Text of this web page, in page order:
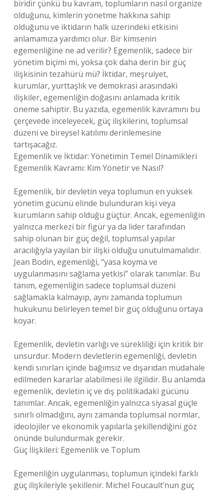
biridir çünkü bu kavram, toplumların nasıl organize
olduğunu, kimlerin yönetme hakkına sahip
olduğunu ve iktidarın halk üzerindeki etkisini
anlamamıza yardımcı olur. Bir kimsenin
egemenliğine ne ad verilir? Egemenlik, sadece bir
yönetim biçimi mi, yoksa çok daha derin bir güç
ilişkisinin tezahürü mü? İktidar, meşruiyet,
kurumlar, yurttaşlık ve demokrasi arasındaki
ilişkiler, egemenliğin doğasını anlamada kritik
öneme sahiptir. Bu yazıda, egemenlik kavramını bu
çerçevede inceleyecek, güç ilişkilerini, toplumsal
düzeni ve bireysel katılımı derinlemesine
tartışacağız.
Egemenlik ve İktidar: Yönetimin Temel Dinamikleri
Egemenlik Kavramı: Kim Yönetir ve Nasıl?
Egemenlik, bir devletin veya toplumun en yüksek
yönetim gücünü elinde bulunduran kişi veya
kurumların sahip olduğu güçtür. Ancak, egemenliğin
yalnızca merkezi bir figür ya da lider tarafından
sahip olunan bir güç değil, toplumsal yapılar
aracılığıyla yayılan bir ilişki olduğu unutulmamalıdır.
Jean Bodin, egemenliği, “yasa koyma ve
uygulanmasını sağlama yetkisi” olarak tanımlar. Bu
tanım, egemenliğin sadece toplumsal düzeni
sağlamakla kalmayıp, aynı zamanda toplumun
hukukunu belirleyen temel bir güç olduğunu ortaya
koyar.
Egemenlik, devletin varlığı ve sürekliliği için kritik bir
unsurdur. Modern devletlerin egemenliği, devletin
kendi sınırları içinde bağımsız ve dışarıdan müdahale
edilmeden kararlar alabilmesi ile ilgilidir. Bu anlamda
egemenlik, devletin iç ve dış politikadaki gücünü
tanımlar. Ancak, egemenliğin yalnızca siyasal güçle
sınırlı olmadığını, aynı zamanda toplumsal normlar,
ideolojiler ve ekonomik yapılarla şekillendiğini göz
önünde bulundurmak gerekir.
Güç İlişkileri: Egemenlik ve Toplum
Egemenliğin uygulanması, toplumun içindeki farklı
güç ilişkileriyle şekillenir. Michel Foucault’nun güç